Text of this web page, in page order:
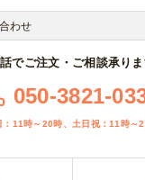
わせ
でご注文・ご相談承り
050-3821-
：11時～20時、土日祝：11時～